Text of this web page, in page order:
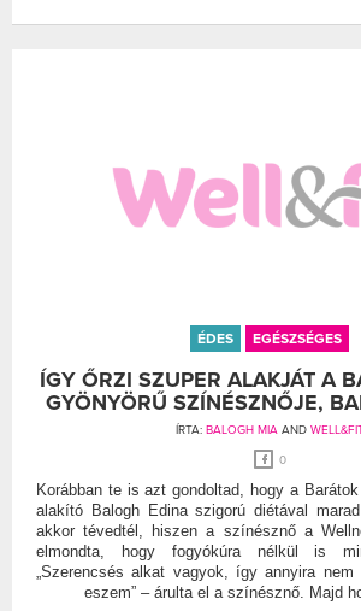
ÉDES EGÉSZSÉGES
ÍGY ŐRZI SZUPER ALAKJÁT A
GYÖNYÖRŰ SZÍNÉSZNŐJE,
ÍRTA: BALOGH MIAAND
0
Korábban te is azt gondoltad, hogy a
alakító Balogh Edina szigorú diétával
akkor tévedtél, hiszen a színésznő a
elmondta, hogy fogyókúra nélkül is
„Szerencsés alkat vagyok, így annyira
eszem” – árulta el a színésznő. Majd